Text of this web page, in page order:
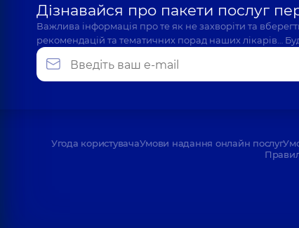
Дізнавайся про пакети послуг
Важлива інформація про те як не захворіти та
рекомендацій та тематичних порад наших лікарів…
Угода користувачаУмови надання онлайн послуг